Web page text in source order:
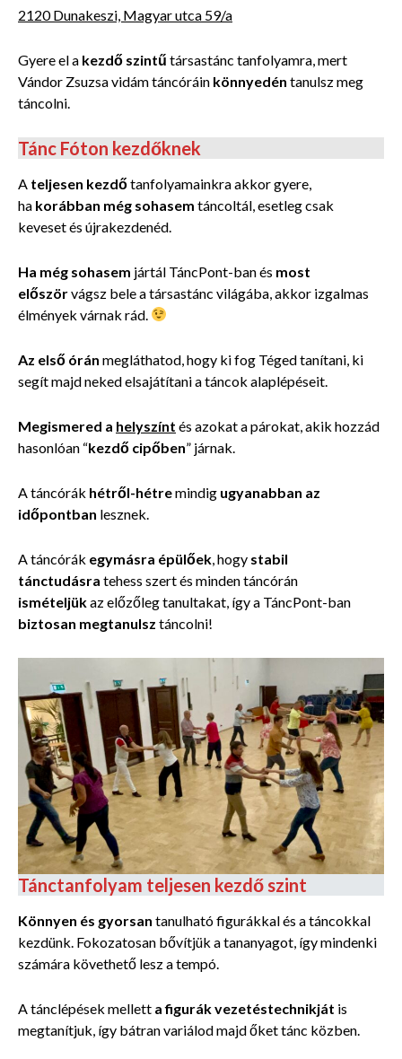
2120 Dunakeszi, Magyar utca 59/a
Gyere el a kezdő szintű társastánc tanfolyamra, mert
Vándor Zsuzsa vidám táncóráin könnyedén tanulsz meg
táncolni.
Tánc Fóton kezdőknek
A teljesen kezdőtanfolyamainkra akkor gyere,
ha korábban még sohasem táncoltál, esetleg csak
keveset és újrakezdenéd.
Ha még sohasem jártál TáncPont-ban és most
előszörvágsz bele a társastánc világába, akkor izgalmas
élmények várnak rád.
Az első órán megláthatod, hogy ki fog Téged tanítani, ki
segít majd neked elsajátítani a táncok alaplépéseit.
Megismered a helyszínt és azokat a párokat, akik hozzád
hasonlóan “kezdő cipőben” járnak.
A táncórák hétről-hétremindig ugyanabban az
időpontban lesznek.
A táncórák egymásra épülőek , hogy stabil
tánctudásra tehess szert és minden táncórán
ismételjükaz előzőleg tanultakat, ígya TáncPont-ban
biztosan megtanulsz táncolni!
Tánctanfolyam teljesen kezdő szint
Könnyen és gyorsan tanulható figurákkal és a táncokkal
kezdünk. Fokozatosan bővítjük a tananyagot, így mindenki
számára követhető lesz a tempó.
A tánclépések mellett a figurák vezetéstechnikját is
megtanítjuk, így bátran variálod majd őket tánc közben.